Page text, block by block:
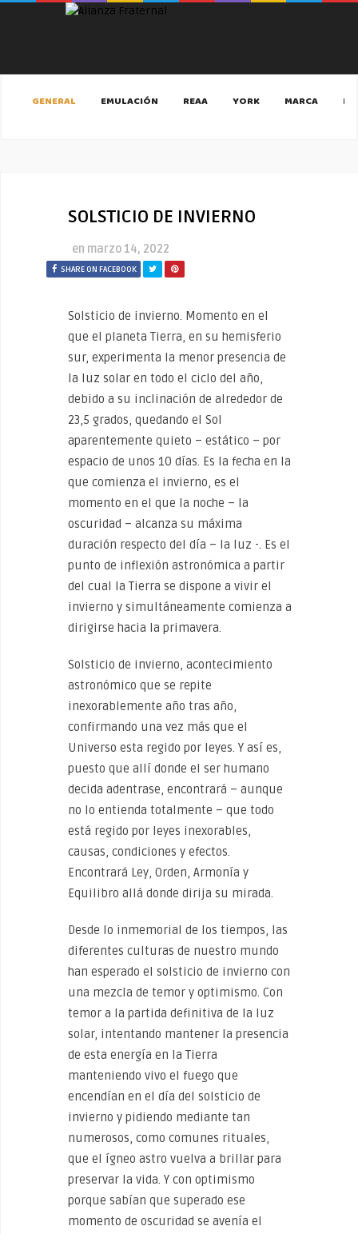
GENERAL EMULACIÓN REAA YORK MARCA
SOLSTICIO DE INVIERNO
en marzo 14, 2022
SHARE ON FACEBOOK
Solsticio de invierno. Momento en el
que el planeta Tierra, en su hemisferio
sur, experimenta la menor presencia de
la luz solar en todo el ciclo del año,
debido a su inclinación de alrededor de
23,5 grados, quedando el Sol
aparentemente quieto – estático – por
espacio de unos 10 días. Es la fecha en la
que comienza el invierno, es el
momento en el que la noche – la
oscuridad – alcanza su máxima
duración respecto del día – la luz -. Es el
punto de inflexión astronómica a partir
del cual la Tierra se dispone a vivir el
invierno y simultáneamente comienza a
dirigirse hacia la primavera.
Solsticio de invierno, acontecimiento
astronómico que se repite
inexorablemente año tras año,
confirmando una vez más que el
Universo esta regido por leyes. Y así es,
puesto que allí donde el ser humano
decida adentrase, encontrará – aunque
no lo entienda totalmente – que todo
está regido por leyes inexorables,
causas, condiciones y efectos.
Encontrará Ley, Orden, Armonía y
Equilibro allá donde dirija su mirada.
Desde lo inmemorial de los tiempos, las
diferentes culturas de nuestro mundo
han esperado el solsticio de invierno con
una mezcla de temor y optimismo. Con
temor a la partida definitiva de la luz
solar, intentando mantener la presencia
de esta energía en la Tierra
manteniendo vivo el fuego que
encendían en el día del solsticio de
invierno y pidiendo mediante tan
numerosos, como comunes rituales,
que el ígneo astro vuelva a brillar para
preservar la vida. Y con optimismo
porque sabían que superado ese
momento de oscuridad se avenía el